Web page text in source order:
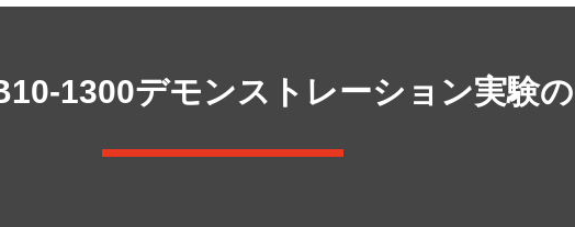
1300デモンストレーション実験